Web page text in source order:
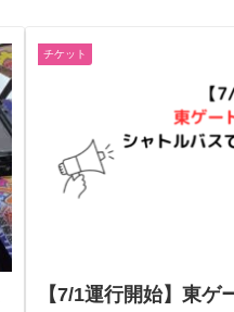
チケット
【7/1運行開始】東